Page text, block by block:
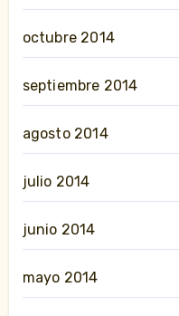
octubre 2014
septiembre 2014
agosto 2014
julio 2014
junio 2014
mayo 2014